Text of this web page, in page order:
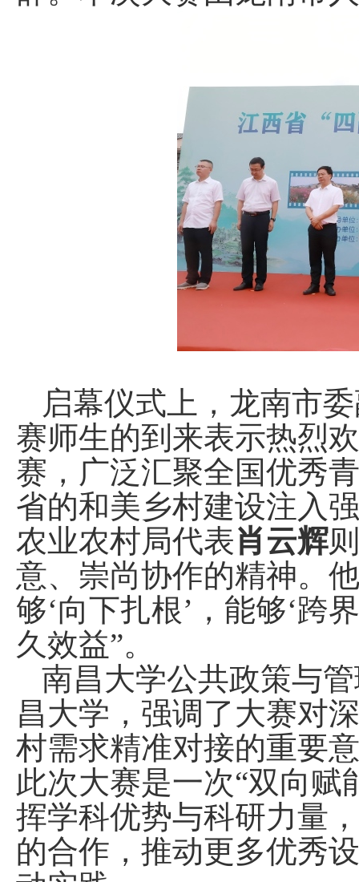
启幕仪式上，龙南市
赛师生的到来表示热烈
赛，广泛汇聚全国优秀
省的和美乡村建设注入
农业农村局代表肖云辉
意、崇尚协作的精神。
够‘向下扎根’，能够‘跨
久效益”。
南昌大学公共政策与
昌大学，强调了大赛对
村需求精准对接的重要
此次大赛是一次“双向赋
挥学科优势与科研力量
的合作，推动更多优秀